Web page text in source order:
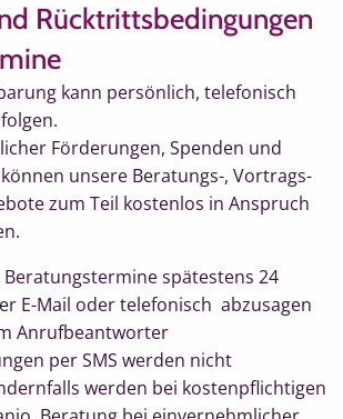
Rücktrittsbedingungen
kann persönlich, telefonisch
Förderungen, Spenden und
unsere Beratungs-, Vortrags-
zum Teil kostenlos in Anspruch
spätestens 24
er E-Mail oder telefonisch abzusagen
Anrufbeantworter
per SMS werden nicht
werden bei kostenpflichtigen